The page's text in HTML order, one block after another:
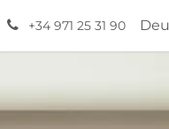
+34 971 25 31 90